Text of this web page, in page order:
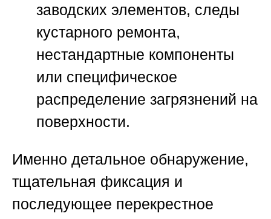
заводских элементов, следы
кустарного ремонта,
нестандартные компоненты
или специфическое
распределение загрязнений на
поверхности.
Именно детальное обнаружение,
тщательная фиксация и
последующее перекрестное